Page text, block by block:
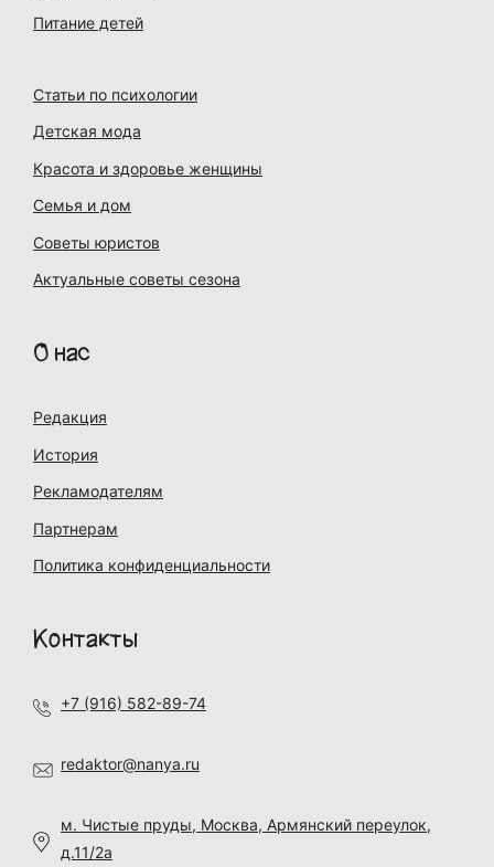
Питание детей
Статьи по психологии
Детская мода
Красота и здоровье женщины
Семья и дом
Советы юристов
Актуальные советы сезона
О нас
Редакция
История
Рекламодателям
Партнерам
Политика конфиденциальности
Контакты
+7 (916) 582-89-74
redaktor@nanya.ru
м. Чистые пруды, Москва, Армянский переулок,
д.11/2а